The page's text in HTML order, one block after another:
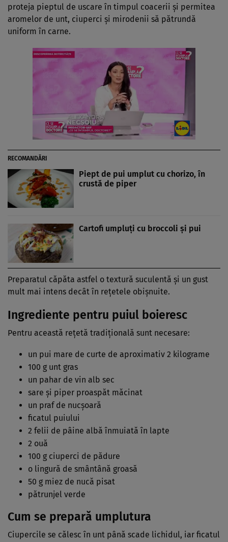
proteja pieptul de uscare în timpul coacerii și permitea
aromelor de unt, ciuperci și mirodenii să pătrundă
uniform în carne.
RECOMANDĂRI
Piept de pui umplut cu chorizo, în
crustă de piper
Cartofi umpluţi cu broccoli şi pui
Preparatul căpăta astfel o textură suculentă și un gust
mult mai intens decât în rețetele obișnuite.
Ingrediente pentru puiul boieresc
Pentru această rețetă tradițională sunt necesare:
un pui mare de curte de aproximativ 2 kilograme
100 g unt gras
un pahar de vin alb sec
sare și piper proaspăt măcinat
un praf de nucșoară
ficatul puiului
2 felii de pâine albă înmuiată în lapte
2 ouă
100 g ciuperci de pădure
o lingură de smântână groasă
50 g miez de nucă pisat
pătrunjel verde
Cum se prepară umplutura
Ciupercile se călesc în unt până scade lichidul, iar ficatul